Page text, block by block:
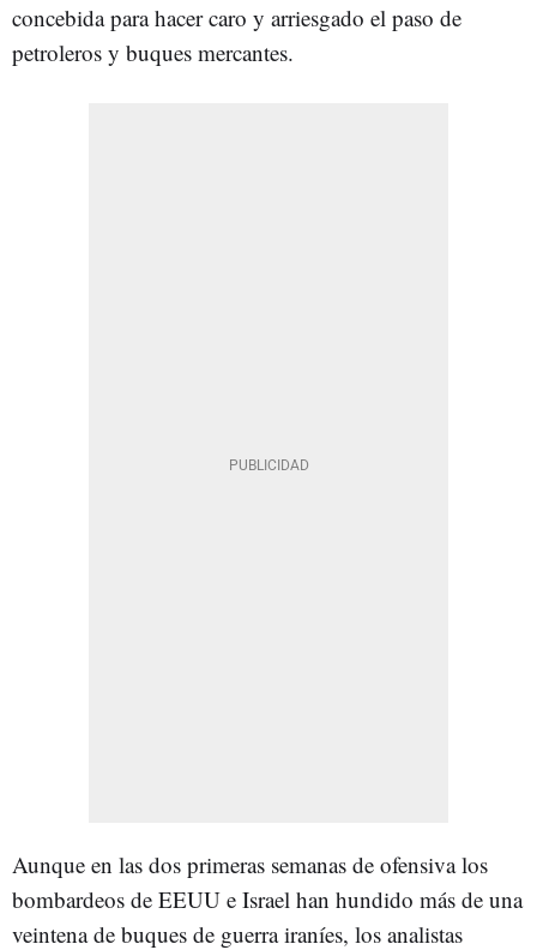
concebida para hacer caro y arriesgado el paso de
petroleros y buques mercantes.
Aunque en las dos primeras semanas de ofensiva los
bombardeos de EEUU e Israel han hundido más de una
veintena de buques de guerra iraníes, los analistas